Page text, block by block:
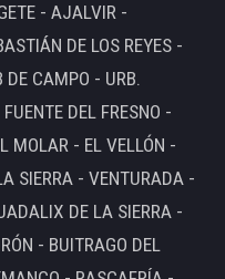
- AJALVIR -
DE LOS REYES -
DE CAMPO - URB.
DEL FRESNO -
MOLAR - EL VELLÓN -
SIERRA - VENTURADA -
DE LA SIERRA -
- BUITRAGO DEL